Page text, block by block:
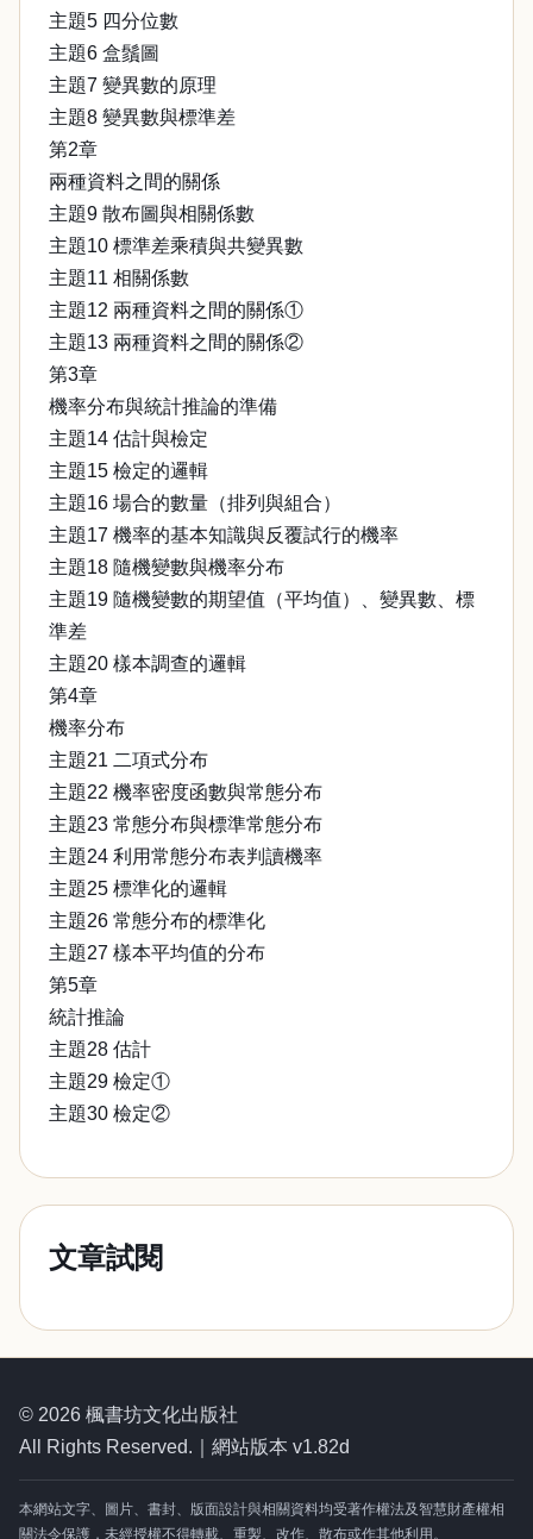
主題5 四分位數
主題6 盒鬚圖
主題7 變異數的原理
主題8 變異數與標準差
第2章
兩種資料之間的關係
主題9 散布圖與相關係數
主題10 標準差乘積與共變異數
主題11 相關係數
主題12 兩種資料之間的關係①
主題13 兩種資料之間的關係②
第3章
機率分布與統計推論的準備
主題14 估計與檢定
主題15 檢定的邏輯
主題16 場合的數量（排列與組合）
主題17 機率的基本知識與反覆試行的機率
主題18 隨機變數與機率分布
主題19 隨機變數的期望值（平均值）、變異數、標
準差
主題20 樣本調查的邏輯
第4章
機率分布
主題21 二項式分布
主題22 機率密度函數與常態分布
主題23 常態分布與標準常態分布
主題24 利用常態分布表判讀機率
主題25 標準化的邏輯
主題26 常態分布的標準化
主題27 樣本平均值的分布
第5章
統計推論
主題28 估計
主題29 檢定①
主題30 檢定②
文章試閱
© 2026 楓書坊文化出版社
All Rights Reserved.｜網站版本 v1.82d
本網站文字、圖片、書封、版面設計與相關資料均受著作權法及智慧財產權相
關法令保護，未經授權不得轉載、重製、改作、散布或作其他利用。